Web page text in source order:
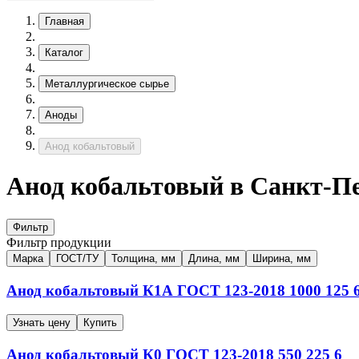
Главная
Каталог
Металлургическое сырье
Аноды
Анод кобальтовый
Анод кобальтовый в Санкт-
Фильтр
Фильтр продукции
Марка ГОСТ/ТУ Толщина, мм Длина, мм Ширина, мм
Анод кобальтовый К1А ГОСТ 123-2018 1000 125
Узнать цену Купить
Анод кобальтовый К0 ГОСТ 123-2018 550 225 6